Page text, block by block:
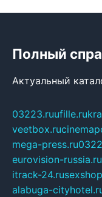
Полный
Актуальный
03223.ruufille.ru
veetbox.ru
mega-press.ru
eurovision-russia.ru
itrack-24.ru
alabuga-